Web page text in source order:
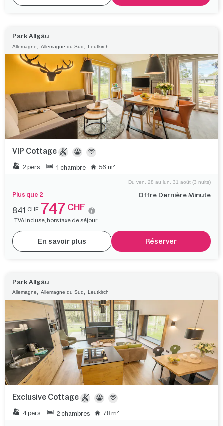
Park Allgäu
Allemagne Allemagne du Sud Leutkirch
VIP Cottage
2 pers. 1 chambre 56 m²
Plus que 2 Offre Dernière Minute
Du ven. 28 au lun. 31 août (3 nuits)
841 CHF 747 CHF
TVA incluse, hors taxe de séjour.
En savoir plus Réserver
Park Allgäu
Allemagne Allemagne du Sud Leutkirch
Exclusive Cottage
4 pers. 2 chambres 78 m²